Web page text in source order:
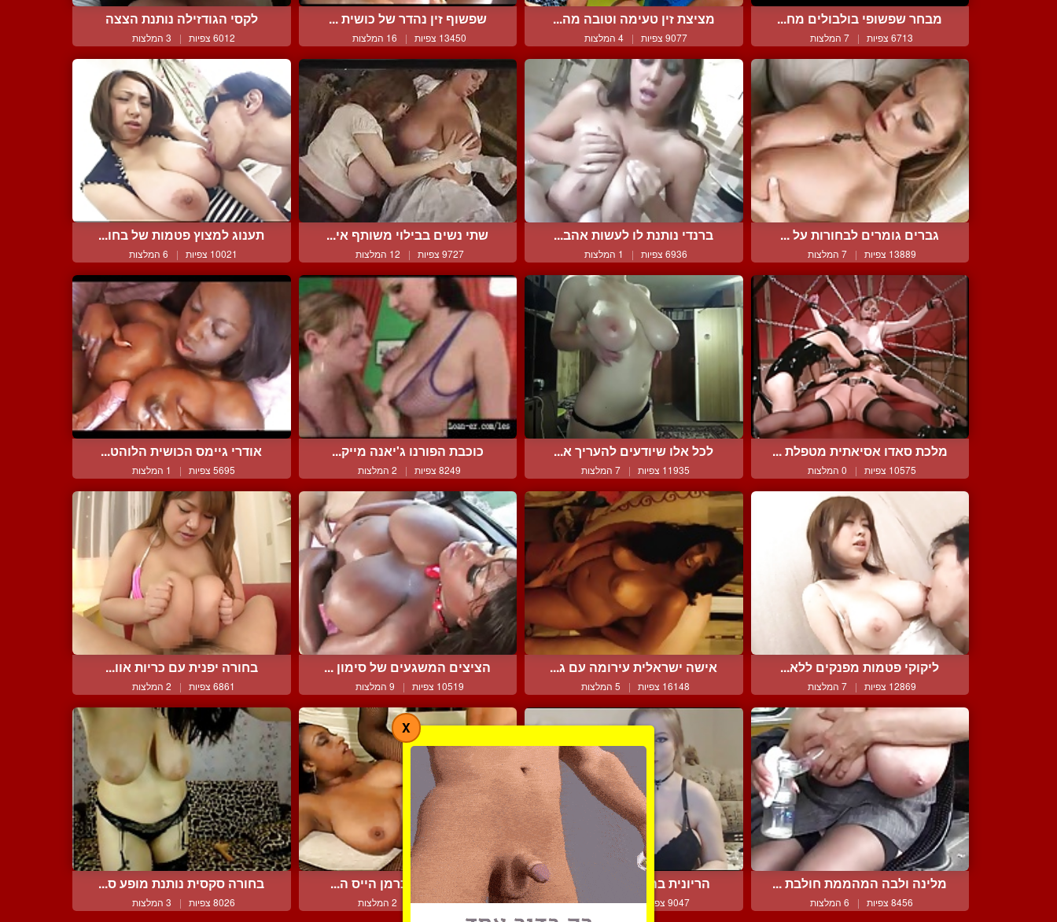
מבחר שפשופי בולבולים מח...
6713 צפיות | 7 המלצות
מציצת זין טעימה וטובה מה...
9077 צפיות | 4 המלצות
שפשוף זין נהדר של כושית ...
13450 צפיות | 16 המלצות
לקסי הגודזילה נותנת הצצה
6012 צפיות | 3 המלצות
גברים גומרים לבחורות על ...
13889 צפיות | 7 המלצות
ברנדי נותנת לו לעשות אהב...
6936 צפיות | 1 המלצות
שתי נשים בבילוי משותף אי...
9727 צפיות | 12 המלצות
תענוג למצוץ פטמות של בחו...
10021 צפיות | 6 המלצות
מלכת סאדו אסיאתית מטפלת ...
10575 צפיות | 0 המלצות
לכל אלו שיודעים להעריך א...
11935 צפיות | 7 המלצות
כוכבת הפורנו ג'יאנה מייק...
8249 צפיות | 2 המלצות
אודרי גיימס הכושית הלוהט...
5695 צפיות | 1 המלצות
ליקוקי פטמות מפנקים ללא...
12869 צפיות | 7 המלצות
אישה ישראלית עירומה עם ג...
16148 צפיות | 5 המלצות
הציצים המשגעים של סימון ...
10519 צפיות | 9 המלצות
בחורה יפנית עם כריות אוו...
6861 צפיות | 2 המלצות
מלינה ולבה המהממת חולבת ...
8456 צפיות | 6 המלצות
הריונית בהירה ויפה מוריד...
9047 צפיות | 12 המלצות
כוכבת הפורנו כרמן הייס ה...
6753 צפיות | 2 המלצות
בחורה סקסית נותנת מופע ס...
8026 צפיות | 3 המלצות
X